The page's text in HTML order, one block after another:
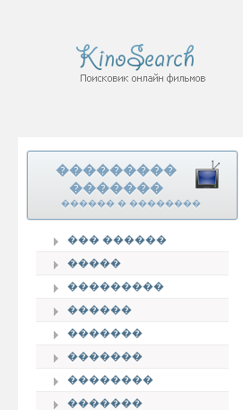
���������
�������
������ � ��������
��� ������
�����
���������
������
�������
�������
��������
�������